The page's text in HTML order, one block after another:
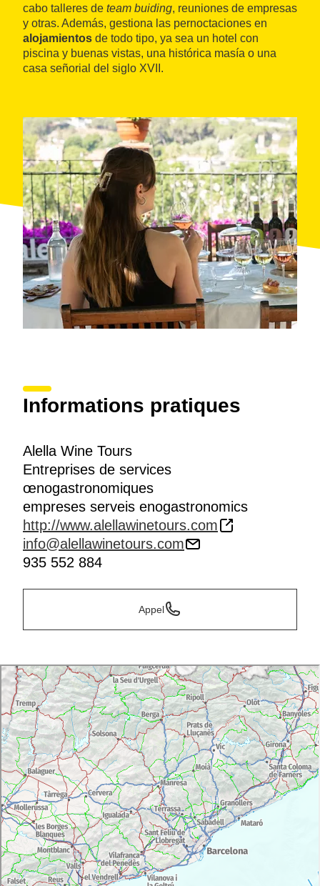
cabo talleres de team buiding, reuniones de empresas
y otras. Además, gestiona las pernoctaciones en
alojamientos de todo tipo, ya sea un hotel con
piscina y buenas vistas, una histórica masía o una
casa señorial del siglo XVII.
Informations pratiques
Alella Wine Tours
Entreprises de services
œnogastronomiques
empreses serveis enogastronomics
http://www.alellawinetours.com
info@alellawinetours.com
935 552 884
Appel